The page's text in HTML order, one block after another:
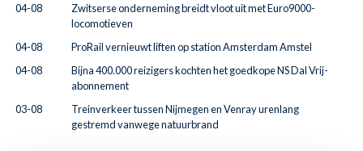
04-08
Zwitserse onderneming breidt vloot uit met Euro9000-
locomotieven
04-08
ProRail vernieuwt liften op station Amsterdam Amstel
04-08
Bijna 400.000 reizigers kochten het goedkope NS Dal Vrij-
abonnement
03-08
Treinverkeer tussen Nijmegen en Venray urenlang
gestremd vanwege natuurbrand